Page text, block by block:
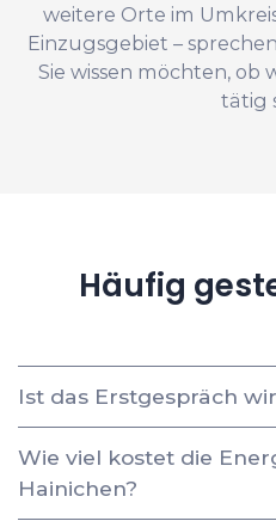
weitere Orte im
Einzugsgebiet –
Sie wissen möchten, ob
tätig
Häufig
Ist das Erstgespräch
Wie viel kostet die
Hainichen?